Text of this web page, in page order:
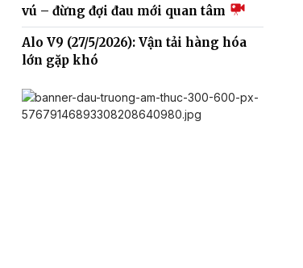
vú – đừng đợi đau mới quan tâm
Alo V9 (27/5/2026): Vận tải hàng hóa
lớn gặp khó